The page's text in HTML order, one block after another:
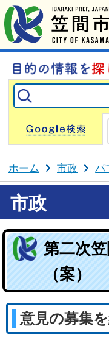
ホーム 市政 パ
市政
第二次
（案）
意見の募集